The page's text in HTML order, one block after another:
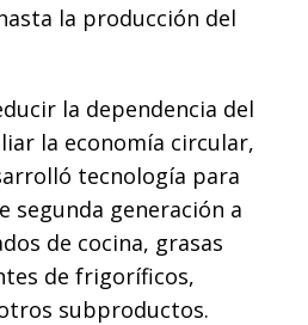
la producción del
la dependencia del
la economía circular,
tecnología para
segunda generación a
de cocina, grasas
de frigoríficos,
subproductos.